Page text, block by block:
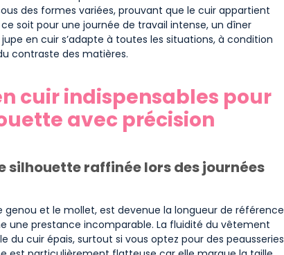
des formes variées, prouvant que le cuir appartient
soit pour une journée de travail intense, un dîner
en cuir s’adapte à toutes les situations, à condition
contraste des matières.
cuir indispensables pour
avec précision
silhouette raffinée lors des journées
genou et le mollet, est devenue la longueur de référence
une prestance incomparable. La fluidité du vêtement
du cuir épais, surtout si vous optez pour des peausseries